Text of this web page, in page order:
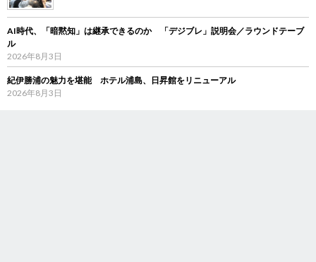
AI時代、「暗黙知」は継承できるのか 「デジブレ」説明会／ラウンドテーブ
ル
2026年8月3日
紀伊勝浦の魅力を堪能 ホテル浦島、日昇館をリニューアル
2026年8月3日